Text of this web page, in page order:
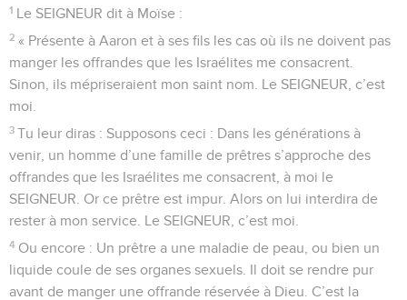
1 Le SEIGNEUR dit à Moïse :
2 « Présente à Aaron et à ses fils les cas où ils ne doivent pas
manger les offrandes que les Israélites me consacrent.
Sinon, ils mépriseraient mon saint nom. Le SEIGNEUR, c’est
moi.
3 Tu leur diras : Supposons ceci : Dans les générations à
venir, un homme d’une famille de prêtres s’approche des
offrandes que les Israélites me consacrent, à moi le
SEIGNEUR. Or ce prêtre est impur. Alors on lui interdira de
rester à mon service. Le SEIGNEUR, c’est moi.
4 Ou encore : Un prêtre a une maladie de peau, ou bien un
liquide coule de ses organes sexuels. Il doit se rendre pur
avant de manger une offrande réservée à Dieu. C’est la